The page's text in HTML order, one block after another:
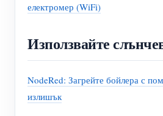
електромер (WiFi)
Използвайте
NodeRed: Загрейте бойлера с
излишък